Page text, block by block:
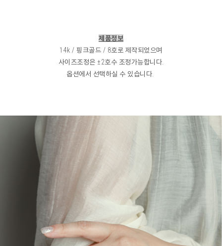
제품정보
14k / 핑크골드 / 8호로 제작되었으며
사이즈조정은 ±2호수 조정가능합니다.
옵션에서 선택하실 수 있습니다.